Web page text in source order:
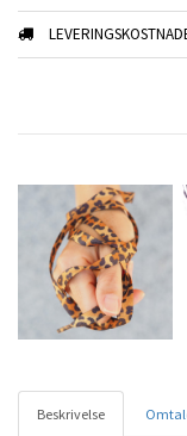
Beskrivelse